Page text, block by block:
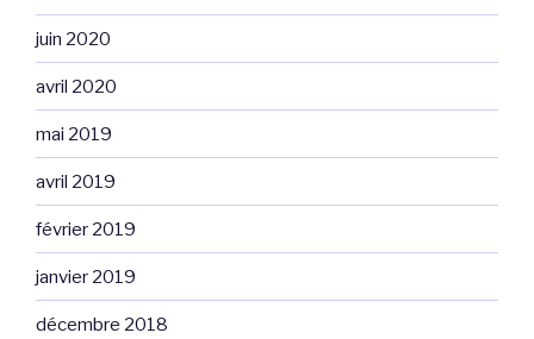
juin 2020
avril 2020
mai 2019
avril 2019
février 2019
janvier 2019
décembre 2018